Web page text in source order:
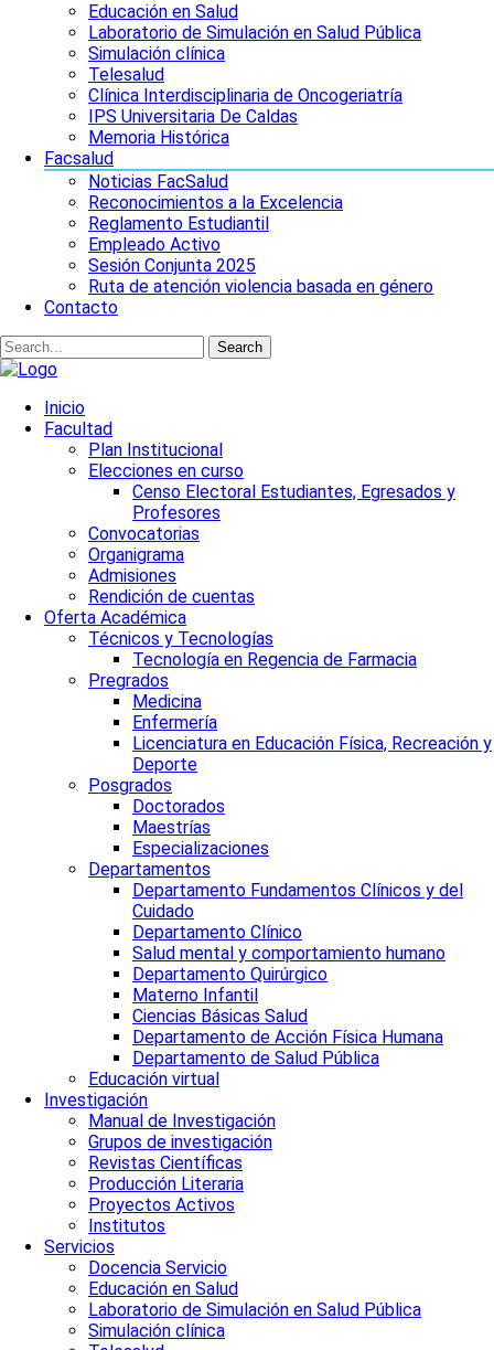
Educación en Salud
Laboratorio de Simulación en Salud Pública
Simulación clínica
Telesalud
Clínica Interdisciplinaria de Oncogeriatría
IPS Universitaria De Caldas
Memoria Histórica
Facsalud
Noticias FacSalud
Reconocimientos a la Excelencia
Reglamento Estudiantil
Empleado Activo
Sesión Conjunta 2025
Ruta de atención violencia basada en género
Contacto
Search
Inicio
Facultad
Plan Institucional
Elecciones en curso
Censo Electoral Estudiantes, Egresados y
Profesores
Convocatorias
Organigrama
Admisiones
Rendición de cuentas
Oferta Académica
Técnicos y Tecnologías
Tecnología en Regencia de Farmacia
Pregrados
Medicina
Enfermería
Licenciatura en Educación Física, Recreación y
Deporte
Posgrados
Doctorados
Maestrías
Especializaciones
Departamentos
Departamento Fundamentos Clínicos y del
Cuidado
Departamento Clínico
Salud mental y comportamiento humano
Departamento Quirúrgico
Materno Infantil
Ciencias Básicas Salud
Departamento de Acción Física Humana
Departamento de Salud Pública
Educación virtual
Investigación
Manual de Investigación
Grupos de investigación
Revistas Científicas
Producción Literaria
Proyectos Activos
Institutos
Servicios
Docencia Servicio
Educación en Salud
Laboratorio de Simulación en Salud Pública
Simulación clínica